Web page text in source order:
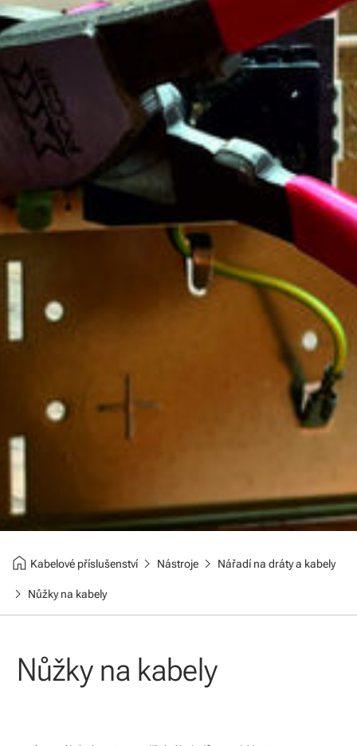
home Kabelové příslušenstvíchevron_right Nástrojechevron_right Nářadí na dráty a kabely
chevron_right Nůžky na kabely
Nůžky na kabely